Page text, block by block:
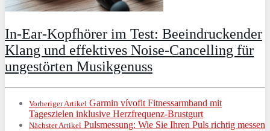
In-Ear-Kopfhörer im Test: Beeindruckender
Klang und effektives Noise-Cancelling für
ungestörten Musikgenuss
Vorheriger Artikel Garmin vívofit Fitnessarmband mit
Tageszielen inklusive Herzfrequenz-Brustgurt
Nächster Artikel Pulsmessung: Wie Sie Ihren Puls richtig messen